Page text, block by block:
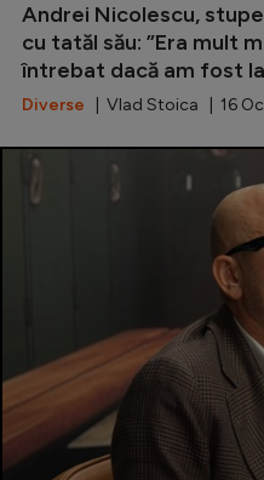
Andrei Nicolescu,
cu tatăl său: ”Era mult
întrebat dacă am fost
Diverse | Vlad Stoica | 16